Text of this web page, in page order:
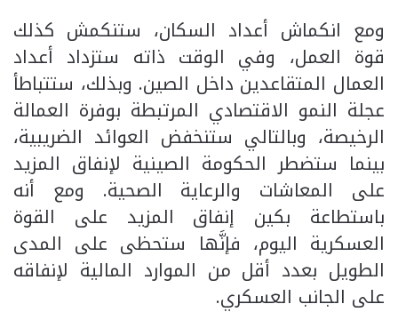
ومع انكماش أعداد السكان، ستنكمش كذلك
قوة العمل، وفي الوقت ذاته ستزداد أعداد
العمال المتقاعدين داخل الصين. وبذلك، ستتباطأ
عجلة النمو الاقتصادي المرتبطة بوفرة العمالة
الرخيصة، وبالتالي ستنخفض العوائد الضريبية،
بينما ستضطر الحكومة الصينية لإنفاق المزيد
على المعاشات والرعاية الصحية. ومع أنه
باستطاعة بكين إنفاق المزيد على القوة
العسكرية اليوم، فإنَّها ستحظى على المدى
الطويل بعدد أقل من الموارد المالية لإنفاقه
على الجانب العسكري.